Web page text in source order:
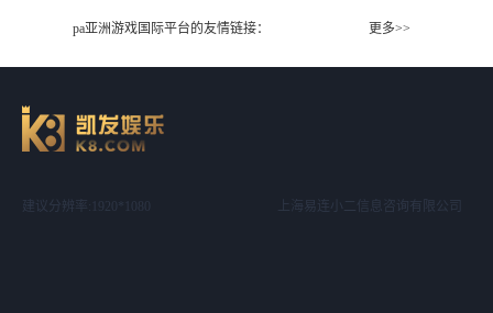
pa亚洲游戏国际平台的友情链接： 更多>>
建议分辨率:1920*1080 上海易连小二信息咨询有限公司